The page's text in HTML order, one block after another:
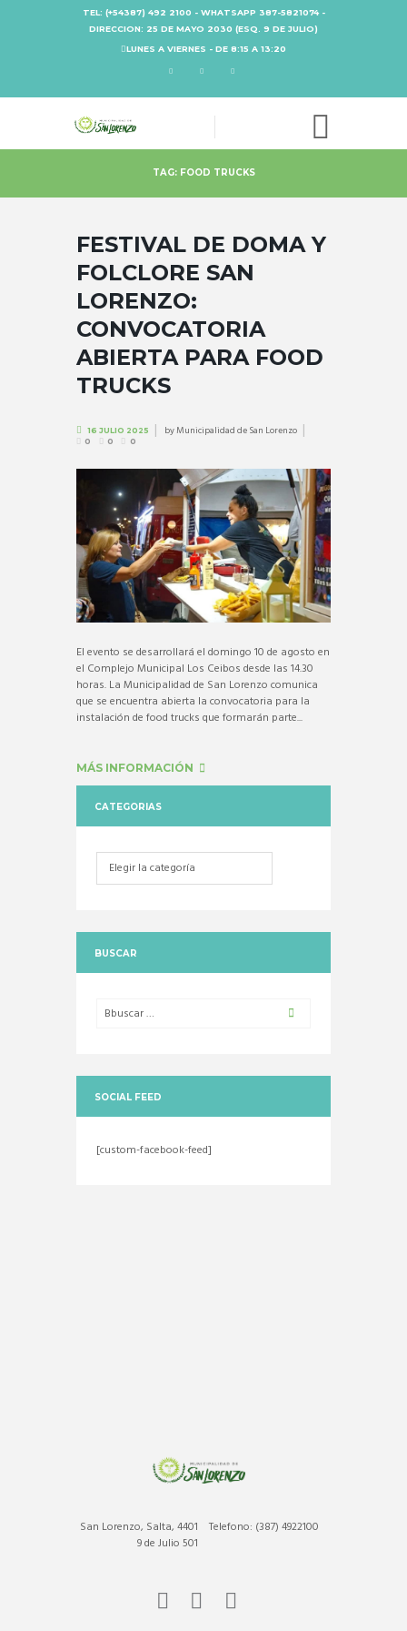
TEL: (+54387) 492 2100 - WHATSAPP 387-5821074 -
DIRECCION: 25 DE MAYO 2030 (ESQ. 9 DE JULIO)
LUNES A VIERNES - DE 8:15 A 13:20
TAG: FOOD TRUCKS
FESTIVAL DE DOMA Y
FOLCLORE SAN
LORENZO:
CONVOCATORIA
ABIERTA PARA FOOD
TRUCKS
16 JULIO 2025 byMunicipalidad de San Lorenzo
0 0 0
El evento se desarrollará el domingo 10 de agosto en
el Complejo Municipal Los Ceibos desde las 14.30
horas. La Municipalidad de San Lorenzo comunica
que se encuentra abierta la convocatoria para la
instalación de food trucks que formarán parte...
MÁS INFORMACIÓN
CATEGORIAS
Categorias
BUSCAR
SOCIAL FEED
[custom-facebook-feed]
Telefono: (387) 4922100
San Lorenzo, Salta, 4401
9 de Julio 501